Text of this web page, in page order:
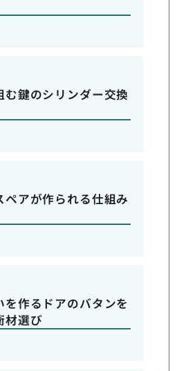
む鍵のシリンダー交換
ペアが作られる仕組み
を作るドアのバタンを
材選び